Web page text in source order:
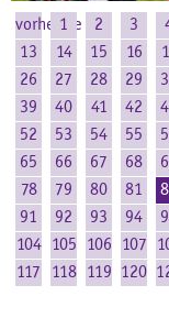
vorherige
1 2 3
13
14 15 16
26
27 28 29
39
40 41 42
52
53 54 55
65
66 67 68
78
79 80 81
91
92 93 94
104
105 106 107
117
118 119 120